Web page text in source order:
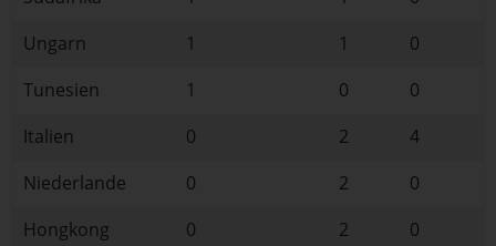
Ungarn
1 1
0
Tunesien
1 0
0
Italien
0 2
4
Niederlande
0 2
0
Hongkong
0 2
0